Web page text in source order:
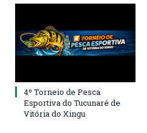
4º Torneio de Pesca
Esportiva do Tucunaré de
Vitória do Xingu